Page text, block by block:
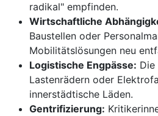
radikal" empfinden.
Wirtschaftliche
Baustellen oder
Mobilitätslösungen neu
Logistische Engpässe: Die
Lastenrädern oder
innerstädtische Läden.
Gentrifizierung: